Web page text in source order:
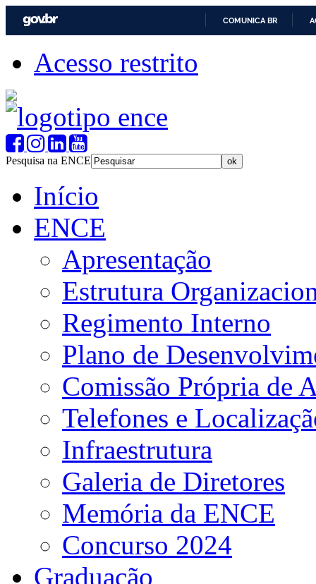
COMUNICA BR
Acesso restrito
Pesquisa na ENCE
Início
ENCE
Apresentação
Estrutura
Regimento Interno
Plano de
Comissão Própria de
Telefones e
Infraestrutura
Galeria de Diretores
Memória da ENCE
Concurso 2024
Graduação